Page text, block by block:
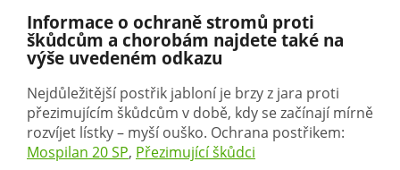
Informace o ochraně stromů proti
škůdcům a chorobám najdete také na
výše uvedeném odkazu
Nejdůležitější postřik jabloní je brzy z jara proti
přezimujícím škůdcům v době, kdy se začínají mírně
rozvíjet lístky – myší ouško. Ochrana postřikem:
Mospilan 20 SP, Přezimující škůdci